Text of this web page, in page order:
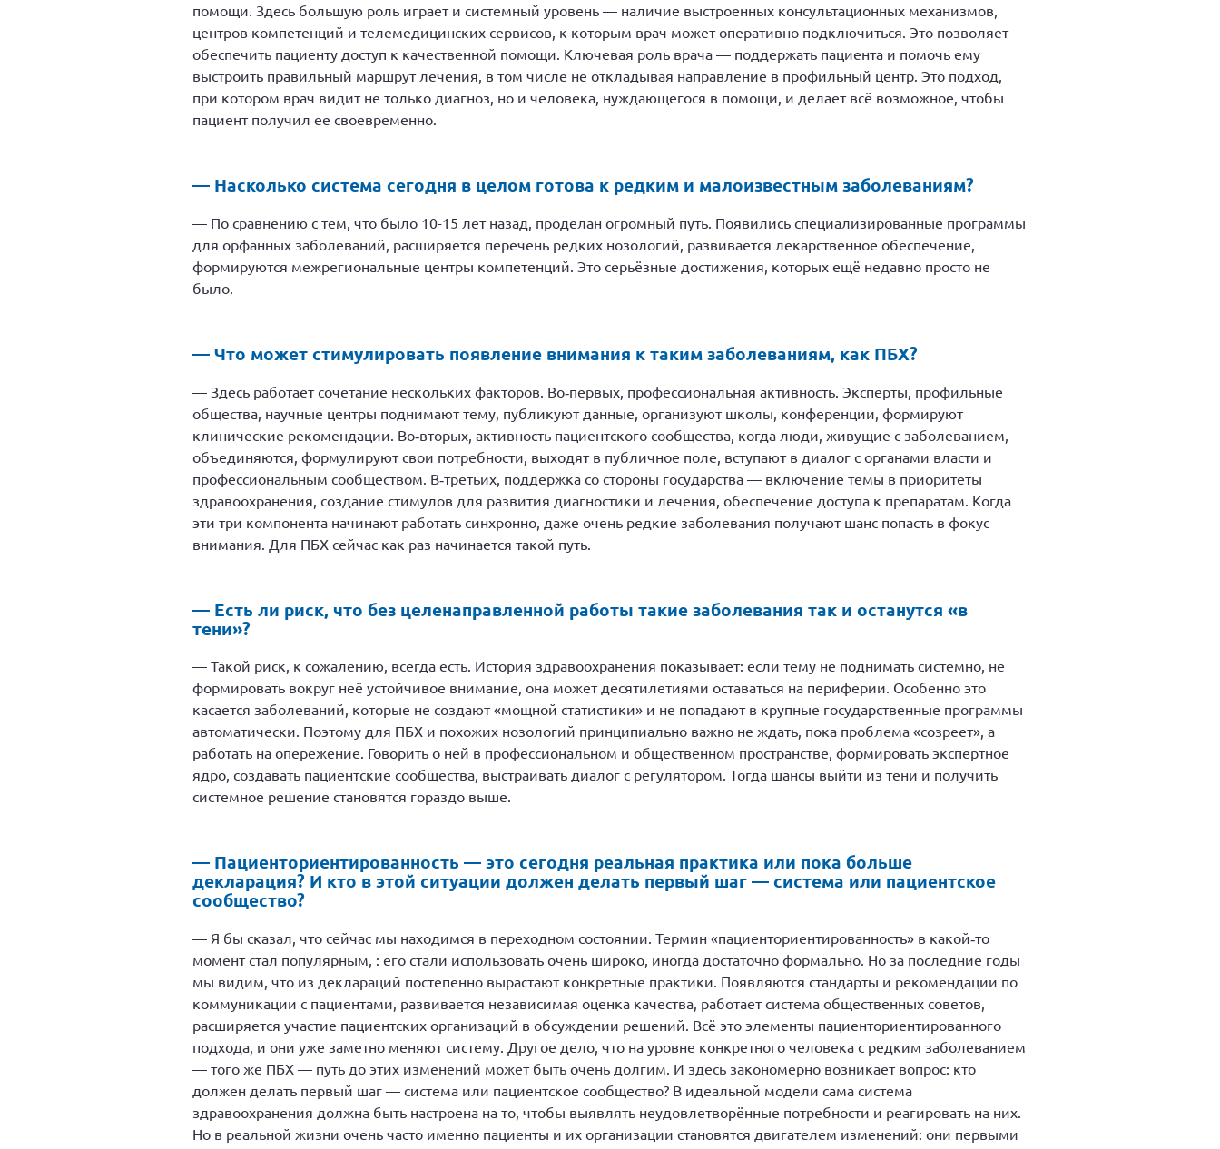
помощи. Здесь большую роль играет и системный уровень — наличие выстроенных консультационных механизмов,
центров компетенций и телемедицинских сервисов, к которым врач может оперативно подключиться. Это позволяет
обеспечить пациенту доступ к качественной помощи. Ключевая роль врача — поддержать пациента и помочь ему
выстроить правильный маршрут лечения, в том числе не откладывая направление в профильный центр. Это подход,
при котором врач видит не только диагноз, но и человека, нуждающегося в помощи, и делает всё возможное, чтобы
пациент получил ее своевременно.
— Насколько система сегодня в целом готова к редким и малоизвестным заболеваниям?
— По сравнению с тем, что было 10-15 лет назад, проделан огромный путь. Появились специализированные программы
для орфанных заболеваний, расширяется перечень редких нозологий, развивается лекарственное обеспечение,
формируются межрегиональные центры компетенций. Это серьёзные достижения, которых ещё недавно просто не
было.
— Что может стимулировать появление внимания к таким заболеваниям, как ПБХ?
— Здесь работает сочетание нескольких факторов. Во‑первых, профессиональная активность. Эксперты, профильные
общества, научные центры поднимают тему, публикуют данные, организуют школы, конференции, формируют
клинические рекомендации. Во‑вторых, активность пациентского сообщества, когда люди, живущие с заболеванием,
объединяются, формулируют свои потребности, выходят в публичное поле, вступают в диалог с органами власти и
профессиональным сообществом. В‑третьих, поддержка со стороны государства — включение темы в приоритеты
здравоохранения, создание стимулов для развития диагностики и лечения, обеспечение доступа к препаратам. Когда
эти три компонента начинают работать синхронно, даже очень редкие заболевания получают шанс попасть в фокус
внимания. Для ПБХ сейчас как раз начинается такой путь.
— Есть ли риск, что без целенаправленной работы такие заболевания так и останутся «в
тени»?
— Такой риск, к сожалению, всегда есть. История здравоохранения показывает: если тему не поднимать системно, не
формировать вокруг неё устойчивое внимание, она может десятилетиями оставаться на периферии. Особенно это
касается заболеваний, которые не создают «мощной статистики» и не попадают в крупные государственные программы
автоматически. Поэтому для ПБХ и похожих нозологий принципиально важно не ждать, пока проблема «созреет», а
работать на опережение. Говорить о ней в профессиональном и общественном пространстве, формировать экспертное
ядро, создавать пациентские сообщества, выстраивать диалог с регулятором. Тогда шансы выйти из тени и получить
системное решение становятся гораздо выше.
— Пациенториентированность — это сегодня реальная практика или пока больше
декларация? И кто в этой ситуации должен делать первый шаг — система или пациентское
сообщество?
— Я бы сказал, что сейчас мы находимся в переходном состоянии. Термин «пациенториентированность» в какой‑то
момент стал популярным, : его стали использовать очень широко, иногда достаточно формально. Но за последние годы
мы видим, что из деклараций постепенно вырастают конкретные практики. Появляются стандарты и рекомендации по
коммуникации с пациентами, развивается независимая оценка качества, работает система общественных советов,
расширяется участие пациентских организаций в обсуждении решений. Всё это элементы пациенториентированного
подхода, и они уже заметно меняют систему. Другое дело, что на уровне конкретного человека с редким заболеванием
— того же ПБХ — путь до этих изменений может быть очень долгим. И здесь закономерно возникает вопрос: кто
должен делать первый шаг — система или пациентское сообщество? В идеальной модели сама система
здравоохранения должна быть настроена на то, чтобы выявлять неудовлетворённые потребности и реагировать на них.
Но в реальной жизни очень часто именно пациенты и их организации становятся двигателем изменений: они первыми